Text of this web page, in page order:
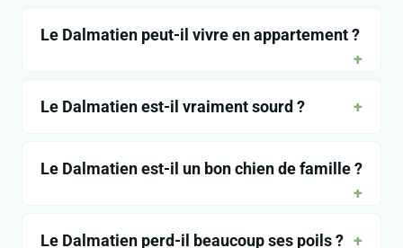
Le Dalmatien peut-il vivre en appartement ?
Le Dalmatien est-il vraiment sourd ?
Le Dalmatien est-il un bon chien de famille ?
Le Dalmatien perd-il beaucoup ses poils ?